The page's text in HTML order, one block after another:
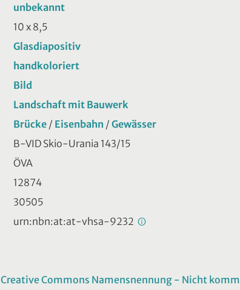
unbekannt
10 x 8,5
Glasdiapositiv
handkoloriert
Bild
Landschaft mit Bauwerk
Brücke / Eisenbahn / Gewässer
B-VID Skio-Urania 143/15
ÖVA
12874
30505
urn:nbn:at:at-vhsa-9232
Creative Commons Namensnennung - Nicht